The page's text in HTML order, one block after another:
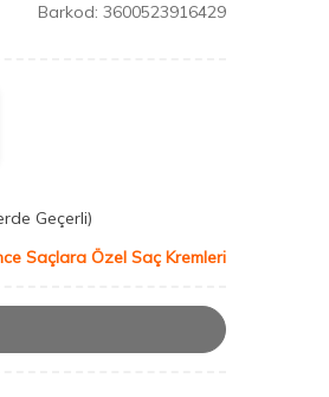
Barkod: 3600523916429
Geçerli)
Saçlara Özel Saç Kremleri